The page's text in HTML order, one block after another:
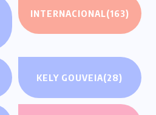
INTERNACIONAL(163)
KELY GOUVEIA(28)